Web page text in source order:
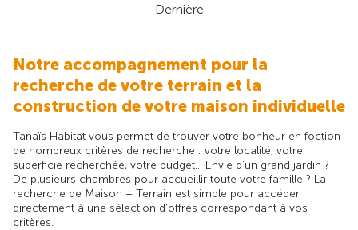
Dernière
Notre accompagnement pour la
recherche de votre terrain et la
construction de votre maison individuelle
Tanaïs Habitat vous permet de trouver votre bonheur en foction
de nombreux critères de recherche : votre localité, votre
superficie recherchée, votre budget... Envie d'un grand jardin ?
De plusieurs chambres pour accueillir toute votre famille ? La
recherche de Maison + Terrain est simple pour accéder
directement à une sélection d'offres correspondant à vos
critères.